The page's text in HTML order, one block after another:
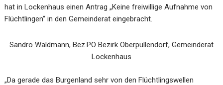
hat in Lockenhaus einen Antrag „Keine freiwillige Aufnahme von
Flüchtlingen“ in den Gemeinderat eingebracht.
Sandro Waldmann, Bez.PO Bezirk Oberpullendorf, Gemeinderat
Lockenhaus
„Da gerade das Burgenland sehr von den Flüchtlingswellen